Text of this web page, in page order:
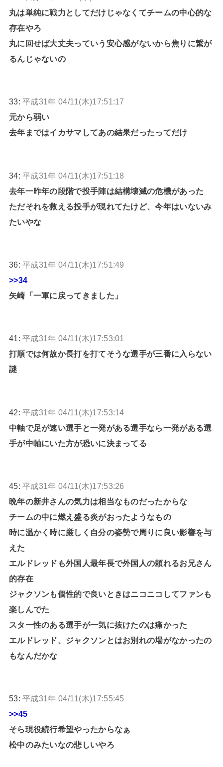
丸は単純に戦力としてだけじゃなくてチームの中心的な
存在やろ
丸に回せば大丈夫っていう安心感がないから焦りに繋が
るんじゃないの
33:平成31年 04/11(木)17:51:17
元から弱い
去年まではイカサマしてあの結果だったってだけ
34:平成31年 04/11(木)17:51:18
去年一昨年の段階で投手陣は結構壊滅の危機があった
ただそれを救える投手が現れてたけど、今年はいないみ
たいやな
36:平成31年 04/11(木)17:51:49
>>34
矢崎「一軍に戻ってきました」
41:平成31年 04/11(木)17:53:01
打順では何故か長打を打てそうな選手が三番に入らない
謎
42:平成31年 04/11(木)17:53:14
中軸で足が速い選手と一発がある選手なら一発がある選
手が中軸にいた方が恐いに決まってる
45:平成31年 04/11(木)17:53:26
晩年の新井さんの気力は相当なものだったからな
チームの中に燃え盛る炎がおったようなもの
時に温かく時に厳しく自分の姿勢で周りに良い影響を与
えた
エルドレッドも外国人最年長で外国人の頼れるお兄さん
的存在
ジャクソンも個性的で良いときはニコニコしてファンも
楽しんでた
スター性のある選手が一気に抜けたのは痛かった
エルドレッド、ジャクソンとはお別れの場がなかったの
もなんだかな
53:平成31年 04/11(木)17:55:45
>>45
そら現役続行希望やったからなぁ
松中のみたいなの悲しいやろ